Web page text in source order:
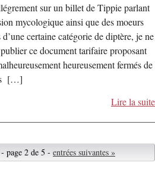
sur un billet de Tippie parlant
mycologique ainsi que des moeurs
d’une certaine catégorie de diptère, je ne
ce document tarifaire proposant
heureusement fermés de
[…]
Lire la suite
- page 2 de 5 - entrées suivantes »